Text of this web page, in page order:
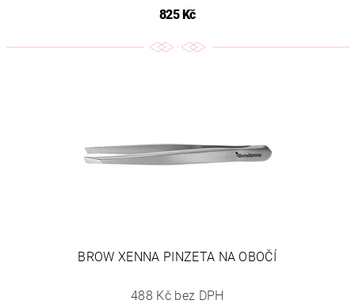
825 Kč
BROW XENNA PINZETA NA OBOČÍ
488 Kč bez DPH